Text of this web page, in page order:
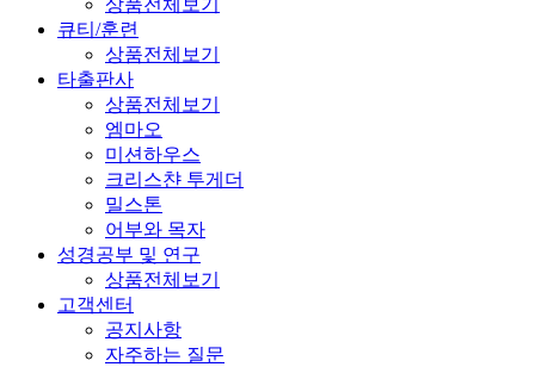
큐티/훈련
상품전체보기
타출판사
상품전체보기
엠마오
미션하우스
크리스챤 투게더
밀스톤
어부와 목자
성경공부 및 연구
상품전체보기
고객센터
공지사항
자주하는 질문